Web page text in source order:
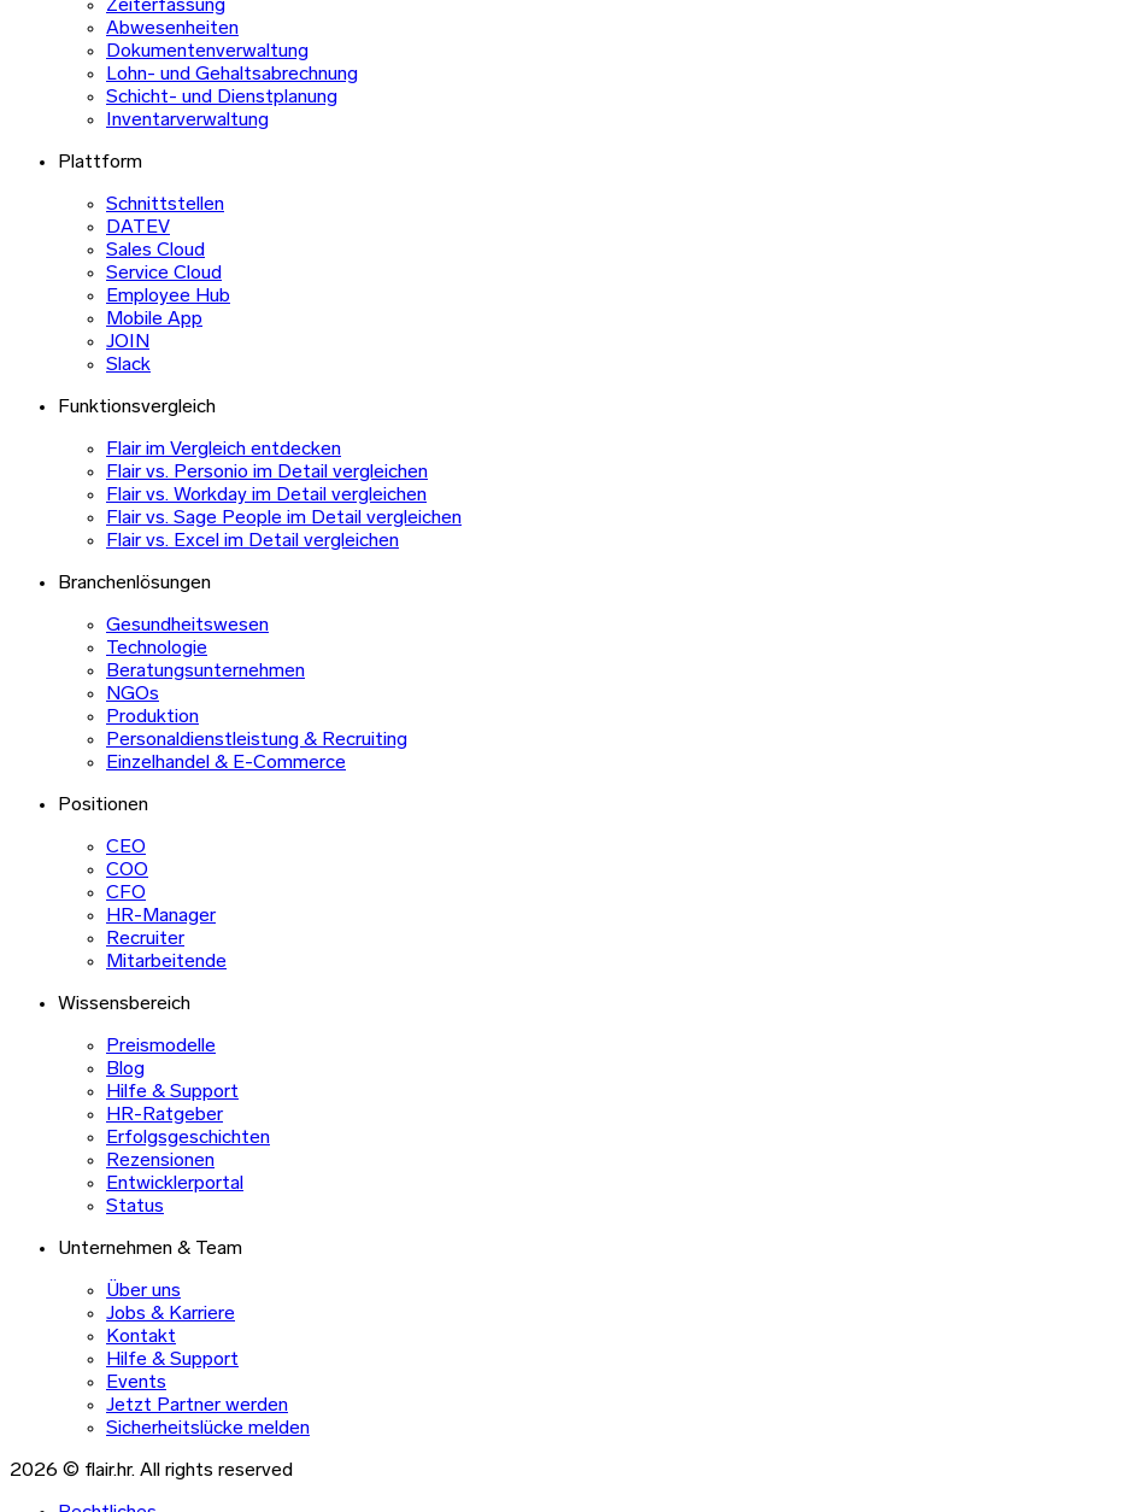
Zeiterfassung
Abwesenheiten
Dokumentenverwaltung
Lohn- und Gehaltsabrechnung
Schicht- und Dienstplanung
Inventarverwaltung
Plattform
Schnittstellen
DATEV
Sales Cloud
Service Cloud
Employee Hub
Mobile App
JOIN
Slack
Funktionsvergleich
Flair im Vergleich entdecken
Flair vs. Personio im Detail vergleichen
Flair vs. Workday im Detail vergleichen
Flair vs. Sage People im Detail vergleichen
Flair vs. Excel im Detail vergleichen
Branchenlösungen
Gesundheitswesen
Technologie
Beratungsunternehmen
NGOs
Produktion
Personaldienstleistung & Recruiting
Einzelhandel & E-Commerce
Positionen
CEO
COO
CFO
HR-Manager
Recruiter
Mitarbeitende
Wissensbereich
Preismodelle
Blog
Hilfe & Support
HR-Ratgeber
Erfolgsgeschichten
Rezensionen
Entwicklerportal
Status
Unternehmen & Team
Über uns
Jobs & Karriere
Kontakt
Hilfe & Support
Events
Jetzt Partner werden
Sicherheitslücke melden
2026 © flair.hr. All rights reserved